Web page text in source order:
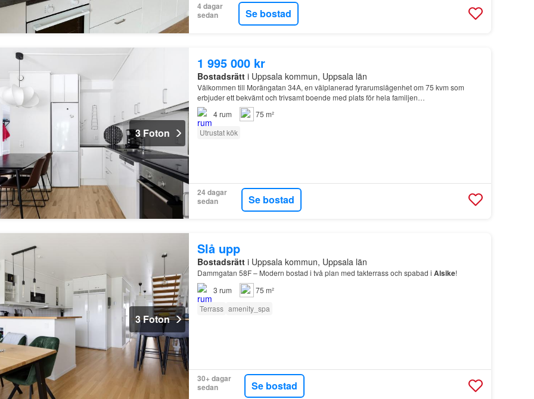
4 dagar
sedan
Se bostad
3 Foton
1 995 000 kr
Bostadsrätti Uppsala kommun, Uppsala län
Välkommen till Morängatan 34A, en välplanerad fyrarumslägenhet om 75 kvm som
erbjuder ett bekvämt och trivsamt boende med plats för hela familjen…
4rum
75 m²
Utrustat kök
24 dagar
sedan
Se bostad
3 Foton
Slå upp
Bostadsrätti Uppsala kommun, Uppsala län
Dammgatan 58F – Modern bostad i två plan med takterrass och spabad i Alsike!
3 rum
75 m²
Terrass amenity_spa
30+ dagar
sedan
Se bostad